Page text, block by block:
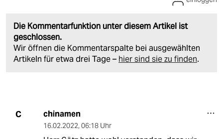
Die Kommentarfunktion unter diesem Artikel ist
geschlossen.
Wir öffnen die Kommentarspalte bei ausgewählten
Artikeln für etwa drei Tage – hier sind sie zu finden.
C chinamen
16.02.2022, 06:18 Uhr